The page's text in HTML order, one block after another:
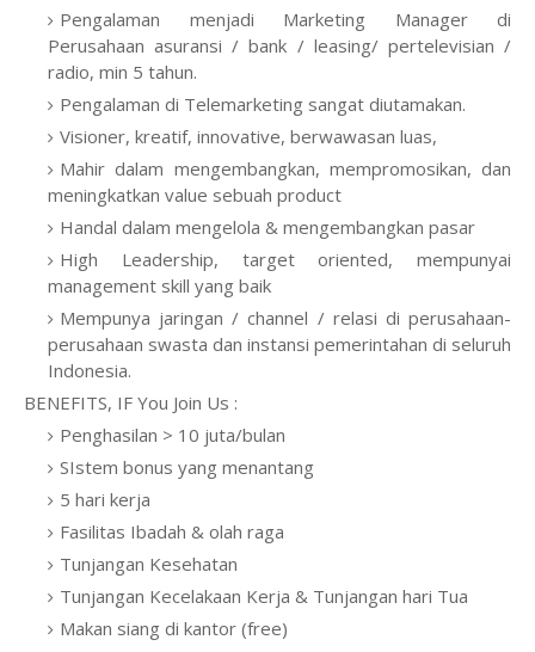
Pengalaman menjadi Marketing Manager di
Perusahaan asuransi / bank / leasing/ pertelevisian /
radio, min 5 tahun.
Pengalaman di Telemarketing sangat diutamakan.
Visioner, kreatif, innovative, berwawasan luas,
Mahir dalam mengembangkan, mempromosikan, dan
meningkatkan value sebuah product
Handal dalam mengelola & mengembangkan pasar
High Leadership, target oriented, mempunyai
management skill yang baik
Mempunya jaringan / channel / relasi di perusahaan-
perusahaan swasta dan instansi pemerintahan di seluruh
Indonesia.
BENEFITS, IF You Join Us :
Penghasilan > 10 juta/bulan
SIstem bonus yang menantang
5 hari kerja
Fasilitas Ibadah & olah raga
Tunjangan Kesehatan
Tunjangan Kecelakaan Kerja & Tunjangan hari Tua
Makan siang di kantor (free)